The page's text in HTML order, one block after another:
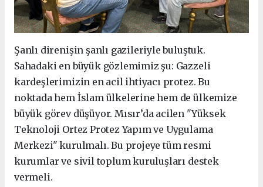
Şanlı direnişin şanlı gazileriyle buluştuk.
Sahadaki en büyük gözlemimiz şu: Gazzeli
kardeşlerimizin en acil ihtiyacı protez. Bu
noktada hem İslam ülkelerine hem de ülkemize
büyük görev düşüyor. Mısır’da acilen "Yüksek
Teknoloji Ortez Protez Yapım ve Uygulama
Merkezi" kurulmalı. Bu projeye tüm resmi
kurumlar ve sivil toplum kuruluşları destek
vermeli.